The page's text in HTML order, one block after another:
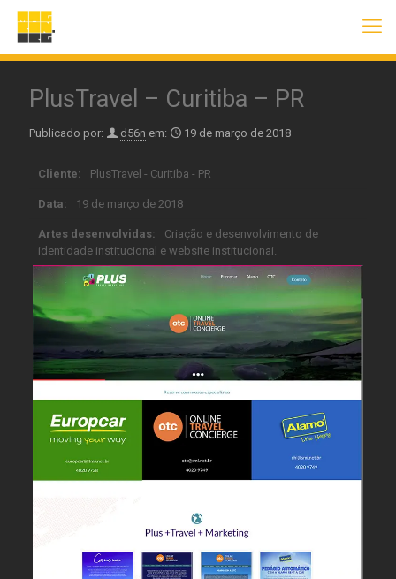
PlusTravel – Curitiba – PR
Publicado por: d56n em: 19 de março de 2018
Cliente: PlusTravel - Curitiba - PR
Data: 19 de março de 2018
Artes desenvolvidas:
Criação e desenvolvimento de
identidade institucional e website institucionai.